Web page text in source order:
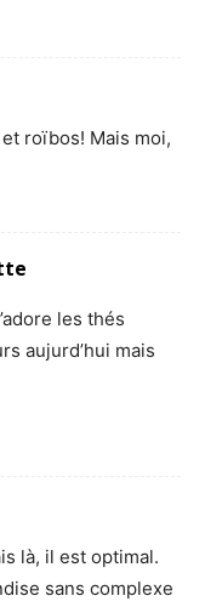
roïbos! Mais moi,
les thés
aujurd’hui mais
là, il est optimal.
sans complexe